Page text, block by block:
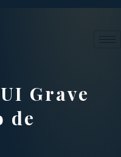
Grave
de